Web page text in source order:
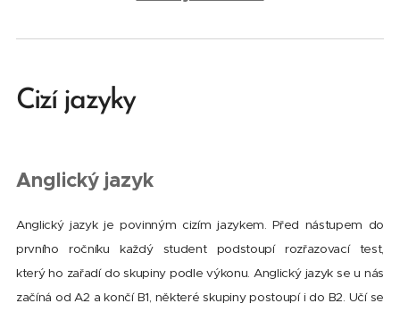
Cizí jazyky
Anglický jazyk
Anglický jazyk je povinným cizím jazykem. Před nástupem do
prvního ročníku každý student podstoupí rozřazovací test,
který ho zařadí do skupiny podle výkonu. Anglický jazyk se u nás
začíná od A2 a končí B1, některé skupiny postoupí i do B2. Učí se